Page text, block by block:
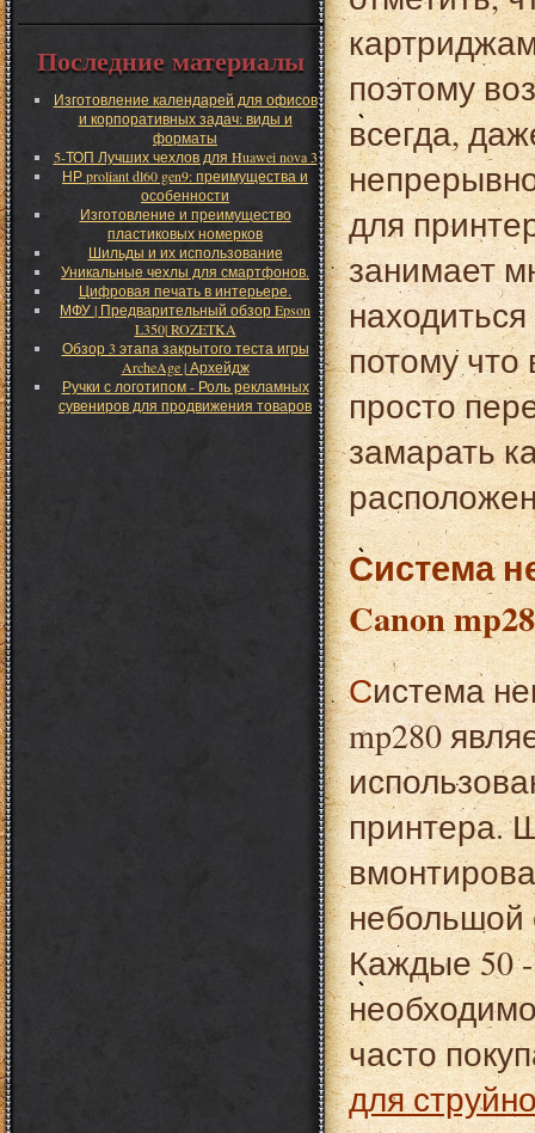
поэтому
всегда,
для
занимает
потому что
просто
замарать
Система
Canon
Система непрерывной подачи чернил для Canon
mp280
принтера.
небольшой
Каждые 50
часто
для
Последние материалы
Изготовление календарей для офисов
и корпоративных задач: виды и
форматы
5-ТОП Лучших чехлов для Huawei nova 3
НР proliant dl60 gen9: преимущества и
особенности
Изготовление и преимущество
пластиковых номерков
Шильды и их использование
Уникальные чехлы для смартфонов.
Цифровая печать в интерьере.
МФУ | Предварительный обзор Epson
L350| ROZETKA
Обзор 3 этапа закрытого теста игры
ArcheAge | Архейдж
Ручки с логотипом - Роль рекламных
сувениров для продвижения товаров